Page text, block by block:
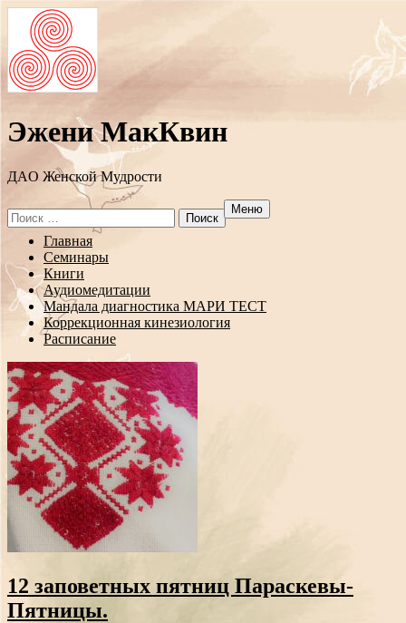
Эжени МакКвин
ДAO Женской Мудрости
Search
for:
Меню
Перейти
содержанию
Главная
Семинары
Книги
Аудиомедитации
Мандала диагностика МАРИ ТЕСТ
Коррекционная кинезиология
Расписание
12 заповетных пятниц Параскевы-
Пятницы.